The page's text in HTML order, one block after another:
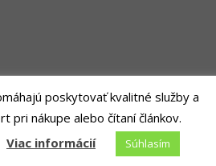
poskytovať kvalitné služby a
pri nákupe alebo čítaní článkov.
Viac informácií Súhlasím